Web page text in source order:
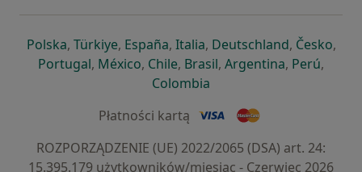
Polskaotwiera się w nowej karcie
, Türkiyeotwiera się w nowej karcie
, Españaotwiera się w nowej karcie
, Italiaotwiera się w nowej
, Deutschlandotwiera się
, Česko,
Portugalotwiera się w nowej karcie
, Méxicootwiera się w nowej karcie
, Chileotwiera się w nowej karcie
, Brasilotwiera się w nowej
, Argentinaotwiera się
, Perú,
Colombia
Płatności kartą
ROZPORZĄDZENIE (UE) 2022/2065 (DSA) art. 24:
15.395.179 użytkowników/miesiąc - Czerwiec 2026